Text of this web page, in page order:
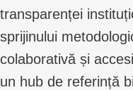
transparenței
sprijinului
colaborativă și
un hub de referință